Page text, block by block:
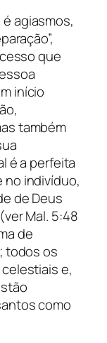
agiasmos,
que
início
também
é a perfeita
indivíduo,
de Deus
Mal. 5:48
de
todos os
e,
como